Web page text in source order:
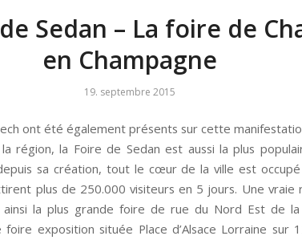
Sedan – La foire de
en Champagne
19. septembre 2015
ont été également présents sur cette
région, la Foire de Sedan est aussi la plus
sa création, tout le cœur de la ville est
plus de 250.000 visiteurs en 5 jours. Une vraie
la plus grande foire de rue du Nord Est de la
exposition située Place d’Alsace Lorraine sur